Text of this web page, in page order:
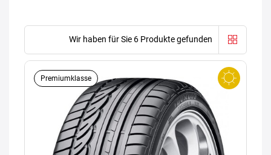
Wir haben für Sie 6 Produkte gefunden
Premiumklasse